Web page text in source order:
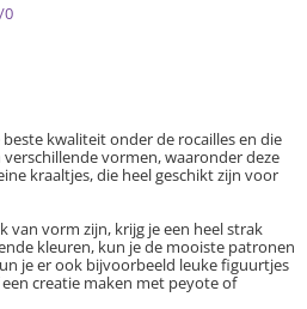
0
kwaliteit onder de rocailles en die
verschillende vormen, waaronder deze
kraaltjes, die heel geschikt zijn voor
van vorm zijn, krijg je een heel strak
kleuren, kun je de mooiste patronen
je er ook bijvoorbeeld leuke figuurtjes
creatie maken met peyote of